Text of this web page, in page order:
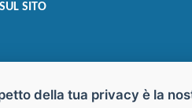
SITO
della tua privacy è la